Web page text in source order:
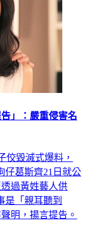
」：嚴重侵害名
佼毀滅式爆料，
仔葛斯齊21日就公
過黃姓藝人供
是「親耳聽到
明，揚言提告。